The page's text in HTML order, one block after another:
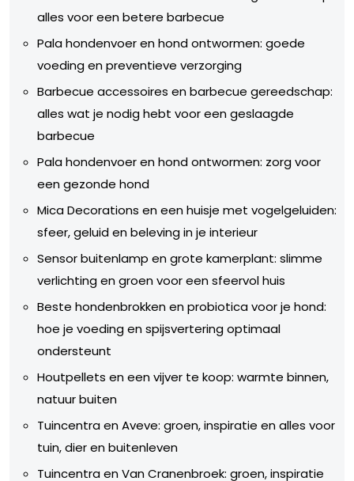
alles voor een betere barbecue
Pala hondenvoer en hond ontwormen: goede
voeding en preventieve verzorging
Barbecue accessoires en barbecue gereedschap:
alles wat je nodig hebt voor een geslaagde
barbecue
Pala hondenvoer en hond ontwormen: zorg voor
een gezonde hond
Mica Decorations en een huisje met vogelgeluiden:
sfeer, geluid en beleving in je interieur
Sensor buitenlamp en grote kamerplant: slimme
verlichting en groen voor een sfeervol huis
Beste hondenbrokken en probiotica voor je hond:
hoe je voeding en spijsvertering optimaal
ondersteunt
Houtpellets en een vijver te koop: warmte binnen,
natuur buiten
Tuincentra en Aveve: groen, inspiratie en alles voor
tuin, dier en buitenleven
Tuincentra en Van Cranenbroek: groen, inspiratie